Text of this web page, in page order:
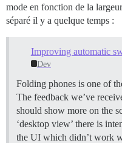
mode en fonction de la
séparé il y a quelque temps :
Improving automatic
Dev
Folding phones is one of
The feedback we’ve
should show more on the
‘desktop view’ there is
the UI which didn’t work